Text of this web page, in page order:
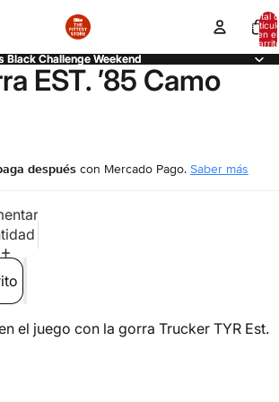
Total
en el
0
Black Challenge Weekend
Black Challenge Weekend
EST. ’85 Camo
después con Mercado Pago. Saber más
el juego con la gorra Trucker TYR Est.